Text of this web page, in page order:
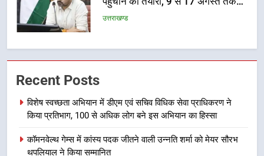
6
उत्तराखण्ड
मुख्यमंत्री ने तीलू रौतेली एवं आंगनबाड़ी
कार्यकत्री पुरस्कार से मातृशक्ति को किया
सम्मानित
उत्तराखण्ड
Recent Posts
विशेष स्वच्छता अभियान में डीएम एवं सचिव विधिक सेवा प्राधिकरण ने
किया प्रतिभाग, 100 से अधिक लोग बने इस अभियान का हिस्सा
कॉमनवेल्थ गेम्स में कांस्य पदक जीतने वाली उन्नति शर्मा को मेयर सौरभ
थपलियाल ने किया सम्मानित